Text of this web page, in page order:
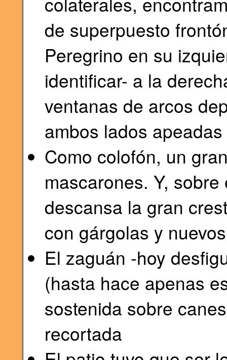
de superpuesto
Peregrino en su
identificar- a la
ventanas de arcos
ambos lados
Como colofón, un
mascarones. Y,
descansa la gran
con gárgolas y
El zaguán -hoy
(hasta hace apenas
sostenida sobre
recortada